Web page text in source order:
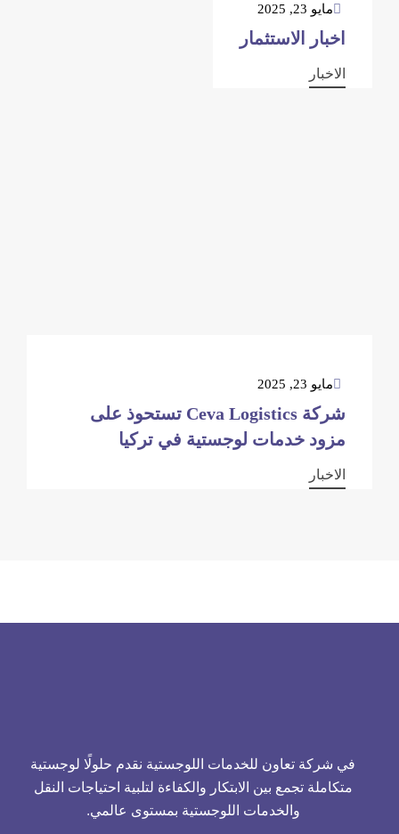
مايو 23, 2025
اخبار الاستثمار
الاخبار
مايو 23, 2025
شركة Ceva Logistics تستحوذ على
مزود خدمات لوجستية في تركيا
الاخبار
في شركة تعاون للخدمات اللوجستية نقدم حلولًا لوجستية
متكاملة تجمع بين الابتكار والكفاءة لتلبية احتياجات النقل
والخدمات اللوجستية بمستوى عالمي.